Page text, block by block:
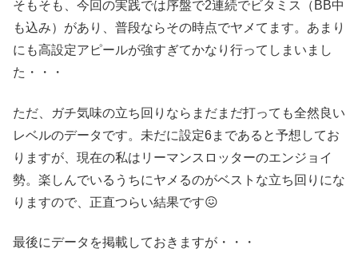
そもそも、今回の実践では序盤で2連続でビタミス（BB中
も込み）があり、普段ならその時点でヤメてます。あまり
にも高設定アピールが強すぎてかなり行ってしまいまし
た・・・
ただ、ガチ気味の立ち回りならまだまだ打っても全然良い
レベルのデータです。未だに設定6まであると予想してお
りますが、現在の私はリーマンスロッターのエンジョイ
勢。楽しんでいるうちにヤメるのがベストな立ち回りにな
りますので、正直つらい結果です😖
最後にデータを掲載しておきますが・・・